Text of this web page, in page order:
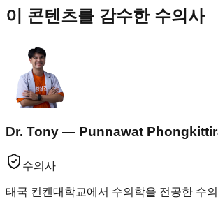
이 콘텐츠를 감수한 수의사
Dr. Tony — Punnawat
수의사
태국 컨켄대학교에서 수의학을 전공한 수